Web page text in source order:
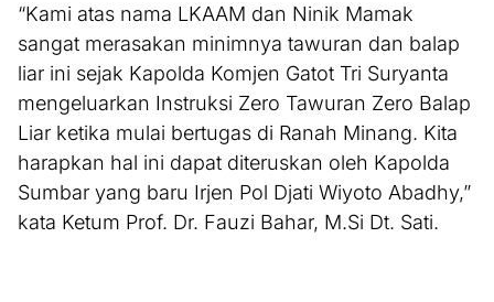
“Kami atas nama LKAAM dan Ninik Mamak
sangat merasakan minimnya tawuran dan balap
liar ini sejak Kapolda Komjen Gatot Tri Suryanta
mengeluarkan Instruksi Zero Tawuran Zero Balap
Liar ketika mulai bertugas di Ranah Minang. Kita
harapkan hal ini dapat diteruskan oleh Kapolda
Sumbar yang baru Irjen Pol Djati Wiyoto Abadhy,”
kata Ketum Prof. Dr. Fauzi Bahar, M.Si Dt. Sati.